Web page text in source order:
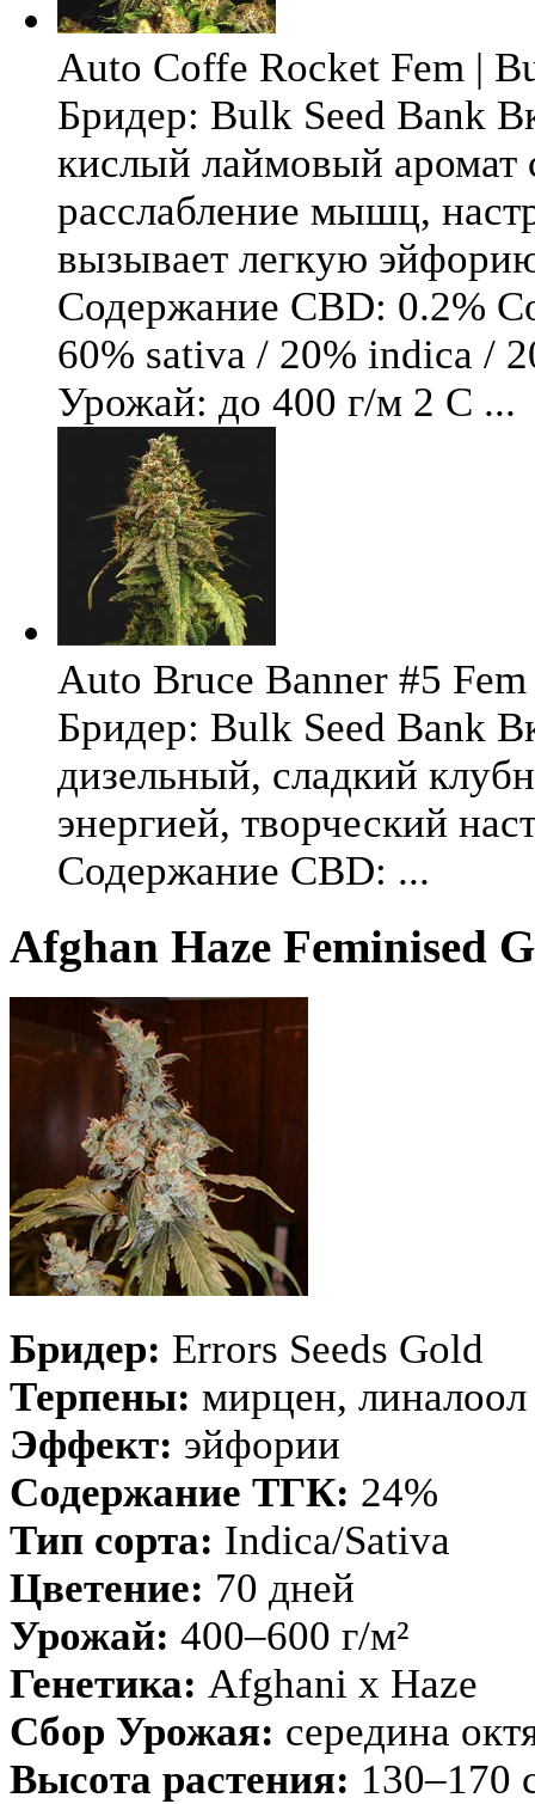
Auto Coffe Rocket Fem |
Бридер: Bulk Seed Bank
кислый лаймовый аромат
расслабление мышц,
вызывает легкую
Содержание CBD: 0.2%
60% sativa / 20% indica /
Урожай: до 400 г/м 2 С ...
Auto Bruce Banner #5
Бридер: Bulk Seed Bank
дизельный, сладкий
энергией, творческий
Содержание CBD: ...
Afghan Haze Feminised
Бридер: Errors Seeds Gold
Терпены: мирцен, линалоол
Эффект: эйфории
Содержание ТГК: 24%
Тип сорта: Indica/Sativa
Цветение: 70 дней
Урожай: 400–600 г/м²
Генетика: Afghani x Haze
Сбор Урожая: середина
Высота растения: 130–170